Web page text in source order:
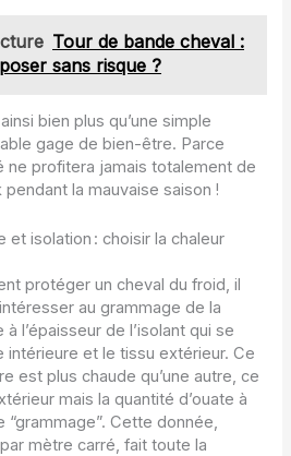
Tour de bande cheval :
sans risque ?
bien plus qu’une simple
gage de bien-être. Parce
ne profitera jamais totalement de
la mauvaise saison !
et isolation : choisir la chaleur
protéger un cheval du froid, il
au grammage de la
l’épaisseur de l’isolant qui se
intérieure et le tissu extérieur. Ce
est plus chaude qu’une autre, ce
mais la quantité d’ouate à
“grammage”. Cette donnée,
mètre carré, fait toute la